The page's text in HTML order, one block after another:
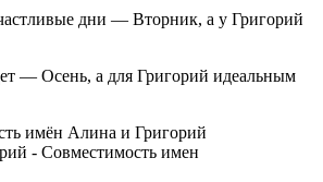
дни — Вторник, а у Григорий
— Осень, а для Григорий идеальным
- Совместимость имен